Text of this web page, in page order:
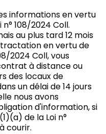
informations en vertu
108/2024 Coll.
au plus tard 12 mois
en vertu de
2024 Coll, vous
à distance ou
des locaux de
un délai de 14 jours
nous avons
d'information, si
de la Loi n°
courir.